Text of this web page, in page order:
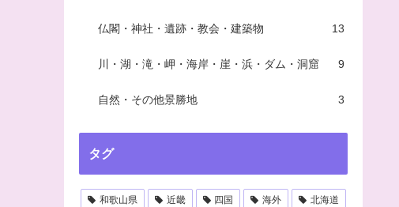
仏閣・神社・遺跡・教会・建築物 13
川・湖・滝・岬・海岸・崖・浜・ダム・洞窟 9
自然・その他景勝地 3
タグ
和歌山県 近畿 四国 海外 北海道